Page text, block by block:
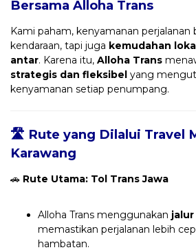
Bersama Alloha Trans
Kami paham, kenyamanan perjalanan
kendaraan, tapi juga kemudahan
antar. Karena itu, Alloha Trans
strategis dan fleksibel yang
kenyamanan setiap penumpang.
🛣️ Rute yang Dilalui Travel
Karawang
🚗 Rute Utama: Tol Trans Jawa
Alloha Trans menggunakan
memastikan perjalanan lebih
hambatan.